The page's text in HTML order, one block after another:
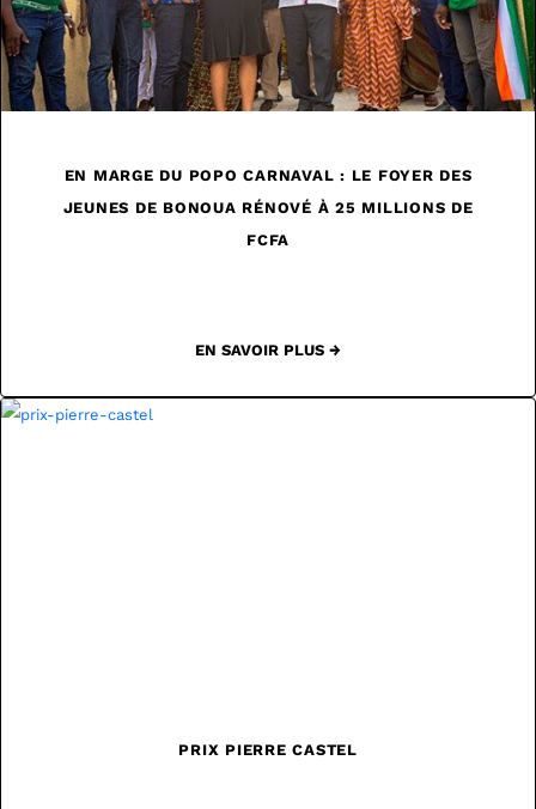
EN MARGE DU POPO CARNAVAL : LE FOYER DES
JEUNES DE BONOUA RÉNOVÉ À 25 MILLIONS DE
FCFA
EN SAVOIR PLUS →
PRIX PIERRE CASTEL